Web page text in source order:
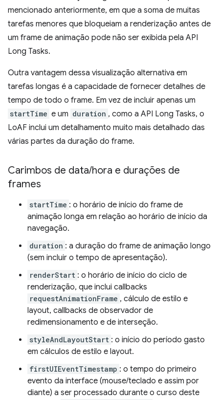
mencionado anteriormente, em que a soma de muitas
tarefas menores que bloqueiam a renderização antes de
um frame de animação pode não ser exibida pela API
Long Tasks.
Outra vantagem dessa visualização alternativa em
tarefas longas é a capacidade de fornecer detalhes de
tempo de todo o frame. Em vez de incluir apenas um
startTime e um duration , como a API Long Tasks, o
LoAF inclui um detalhamento muito mais detalhado das
várias partes da duração do frame.
Carimbos de data/hora e durações de
frames
startTime : o horário de início do frame de
animação longa em relação ao horário de início da
navegação.
duration : a duração do frame de animação longo
(sem incluir o tempo de apresentação).
renderStart : o horário de início do ciclo de
renderização, que inclui callbacks
requestAnimationFrame , cálculo de estilo e
layout, callbacks de observador de
redimensionamento e de interseção.
styleAndLayoutStart : o início do período gasto
em cálculos de estilo e layout.
firstUIEventTimestamp : o tempo do primeiro
evento da interface (mouse/teclado e assim por
diante) a ser processado durante o curso deste